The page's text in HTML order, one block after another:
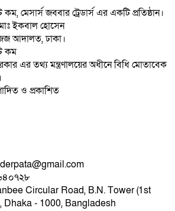
মেসার্স জববার ট্রেডার্স এর একটি প্রতিষ্ঠান।
ইকবাল হোসেন
আদালত, ঢাকা।
কম
এর তথ্য মন্ত্রণালয়ের অধীনে বিধি মোতাবেক
ও প্রকাশিত
Circular Road, B.N. Tower (1st
Dhaka - 1000, Bangladesh